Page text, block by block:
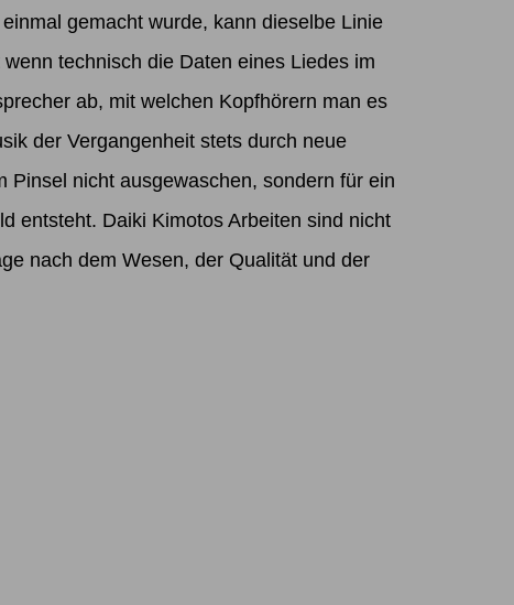
gemacht wurde, kann dieselbe Linie
technisch die Daten eines Liedes im
ab, mit welchen Kopfhörern man es
der Vergangenheit stets durch neue
Pinsel nicht ausgewaschen, sondern für ein
entsteht. Daiki Kimotos Arbeiten sind nicht
nach dem Wesen, der Qualität und der